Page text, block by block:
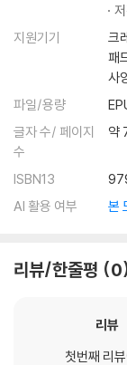
지원기기
크
패
사
파일/용량
글자 수/ 페이지
수
약
ISBN13
AI 활용 여부
본
리뷰/한줄평 0
리뷰
첫번째 리